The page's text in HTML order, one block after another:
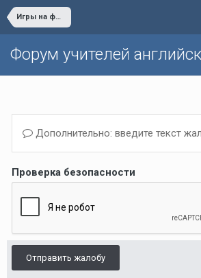
Игры на форуме
Форум учителей
Дополнительно: введите текст
Проверка безопасности
Отправить жалобу